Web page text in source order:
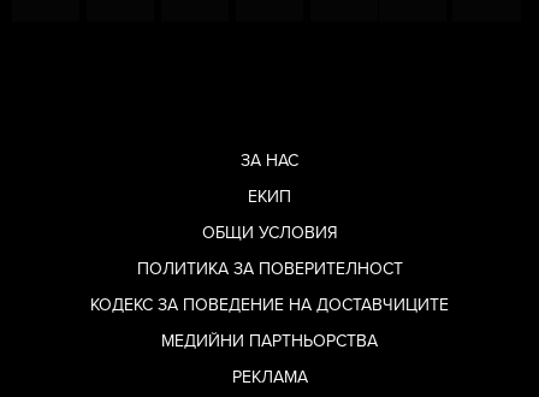
ЗА НАС
ЕКИП
ОБЩИ УСЛОВИЯ
ПОЛИТИКА ЗА ПОВЕРИТЕЛНОСТ
КОДЕКС ЗА ПОВЕДЕНИЕ НА ДОСТАВЧИЦИТЕ
МЕДИЙНИ ПАРТНЬОРСТВА
РЕКЛАМА